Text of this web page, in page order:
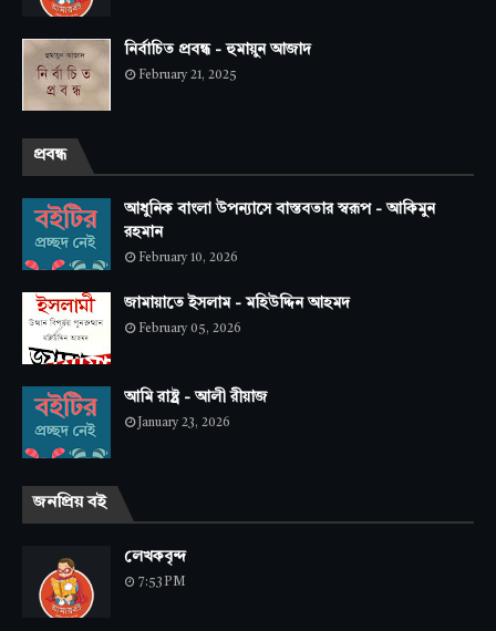
নির্বাচিত প্রবন্ধ - হুমায়ুন আজাদ
February 21, 2025
প্রবন্ধ
আধুনিক বাংলা উপন্যাসে বাস্তবতার স্বরূপ - আকিমুন
রহমান
February 10, 2026
জামায়াতে ইসলাম - মহিউদ্দিন আহমদ
February 05, 2026
আমি রাষ্ট্র - আলী রীয়াজ
January 23, 2026
জনপ্রিয় বই
লেখকবৃন্দ
7:53 PM